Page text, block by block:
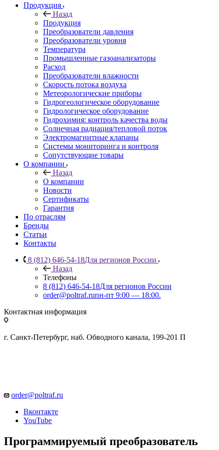
Продукция
Назад
Продукция
Преобразователи давления
Преобразователи уровня
Температура
Промышленные газоанализаторы
Расход
Преобразователи влажности
Скорость потока воздуха
Метеорологические приборы
Гидрогеологическое оборудование
Гидрологическое оборудование
Гидрохимия: контроль качества воды
Солнечная радиация/тепловой поток
Электромагнитные клапаны
Системы мониторинга и контроля
Сопутствующие товары
О компании
Назад
О компании
Новости
Сертификаты
Гарантия
По отраслям
Бренды
Статьи
Контакты
8 (812) 646-54-18Для регионов России
Назад
Телефоны
8 (812) 646-54-18Для регионов России
order@poltraf.ruпн-пт 9:00 — 18:00.
Контактная информация
г. Санкт-Петербург, наб. Обводного канала, 199-201 П
order@poltraf.ru
Вконтакте
YouTube
Программируемый преобразователь